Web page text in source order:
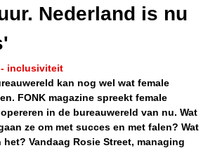
Nederland is nu
- inclusiviteit
kan nog wel wat female
FONK magazine spreekt female
in de bureauwereld van nu. Wat
ze om met succes en met falen? Wat
Vandaag Rosie Street, managing